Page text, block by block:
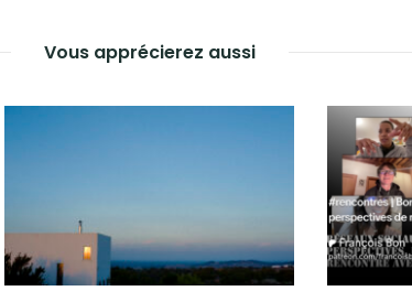
Vous apprécierez aussi